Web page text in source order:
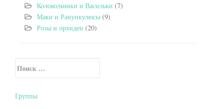
Колокольчики и Васильки (7)
Маки и Ранункулюсы (9)
Розы и орхидеи (20)
Secondary Sidebar
Группы